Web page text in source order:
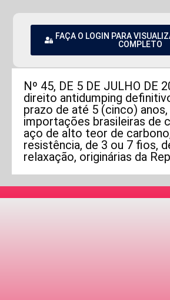
FAÇA O LOGIN PARA
COMPLETO
Nº 45, DE 5 DE JULHO DE
direito antidumping
prazo de até 5 (cinco) anos,
importações brasileiras de
aço de alto teor de
resistência, de 3 ou 7 fios,
relaxação, originárias da